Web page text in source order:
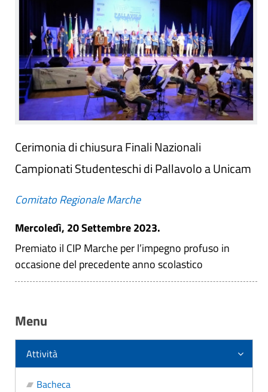
Cerimonia di chiusura Finali Nazionali
Campionati Studenteschi di Pallavolo a Unicam
Comitato Regionale Marche
Mercoledì, 20 Settembre 2023.
Premiato il CIP Marche per l’impegno profuso in
occasione del precedente anno scolastico
Menu
Attività
Bacheca